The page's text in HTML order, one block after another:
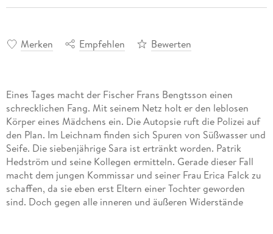
Merken Empfehlen Bewerten
Eines Tages macht der Fischer Frans Bengtsson einen
schrecklichen Fang. Mit seinem Netz holt er den leblosen
Körper eines Mädchens ein. Die Autopsie ruft die Polizei auf
den Plan. Im Leichnam finden sich Spuren von Süßwasser und
Seife. Die siebenjährige Sara ist ertränkt worden. Patrik
Hedström und seine Kollegen ermitteln. Gerade dieser Fall
macht dem jungen Kommissar und seiner Frau Erica Falck zu
schaffen, da sie eben erst Eltern einer Tochter geworden
sind. Doch gegen alle inneren und äußeren Widerstände